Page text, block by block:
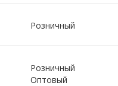
Розничный
Розничный
Оптовый